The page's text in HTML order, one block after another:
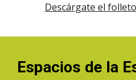
Descárgate el folleto
Espacios de la